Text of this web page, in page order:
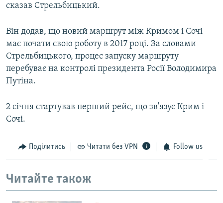
ІНФОГРАФІКА
ДОЛУЧАЙСЯ!
Усі сайти RFE/RL
сказав Стрельбицький.
Він додав, що новий маршрут між Кримом і Сочі
має почати свою роботу в 2017 році. За словами
Стрельбицького, процес запуску маршруту
перебуває на контролі президента Росії Володимира
Путіна.
2 січня стартував перший рейс, що зв'язує Крим і
Сочі.
Поділитись Читати без VPN Follow us
Читайте також